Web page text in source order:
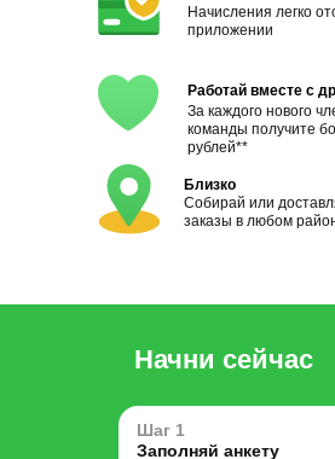
Начисления легко
приложении
Работай вместе с
За каждого нового
команды получите
рублей**
Близко
Собирай или
заказы в любом
Начни сейчас
Шаг 1
Заполняй анкету